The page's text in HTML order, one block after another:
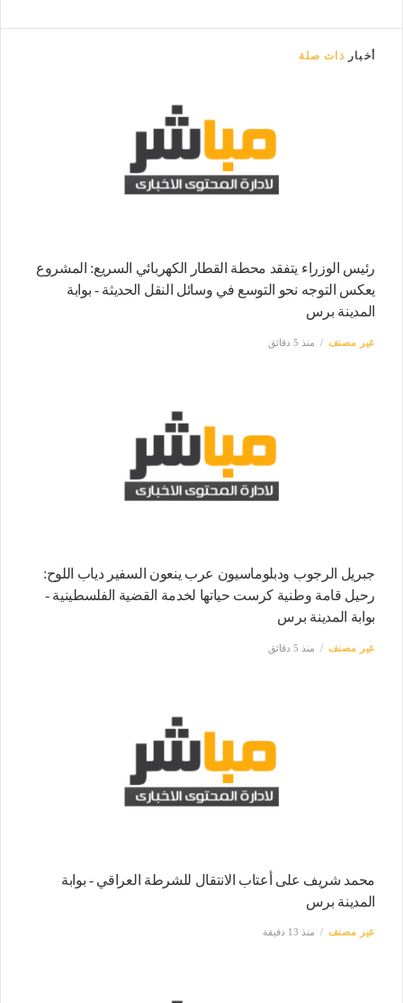
أخبار ذات صلة
رئيس الوزراء يتفقد محطة القطار الكهربائي السريع: المشروع
يعكس التوجه نحو التوسع في وسائل النقل الحديثة - بوابة
المدينة برس
غير مصنف منذ 5 دقائق
جبريل الرجوب ودبلوماسيون عرب ينعون السفير دياب اللوح:
رحيل قامة وطنية كرست حياتها لخدمة القضية الفلسطينية -
بوابة المدينة برس
غير مصنف منذ 5 دقائق
محمد شريف على أعتاب الانتقال للشرطة العراقي - بوابة
المدينة برس
غير مصنف منذ 13 دقيقة